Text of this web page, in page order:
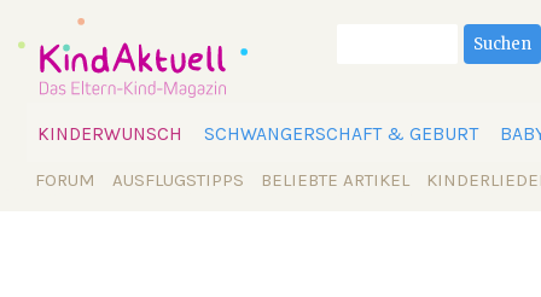
überspringen
KINDERWUNSCH SCHWANGERSCHAFT & GEBURT
Navigation
FORUM AUSFLUGSTIPPS BELIEBTE ARTIKEL
Suchen